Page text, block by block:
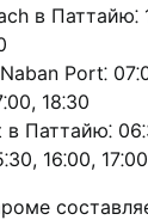
в Паттайю⁚
Рort⁚
18⁚30
Паттайю⁚
16⁚00,